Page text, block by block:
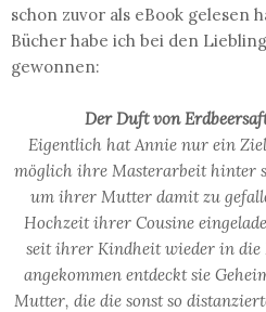
schon zuvor als eBook gelesen
Bücher habe ich bei den
gewonnen:
Der Duft von
Eigentlich hat Annie nur ein
möglich ihre Masterarbeit hinter
um ihrer Mutter damit zu
Hochzeit ihrer Cousine
seit ihrer Kindheit wieder in
angekommen entdeckt sie
Mutter, die die sonst so